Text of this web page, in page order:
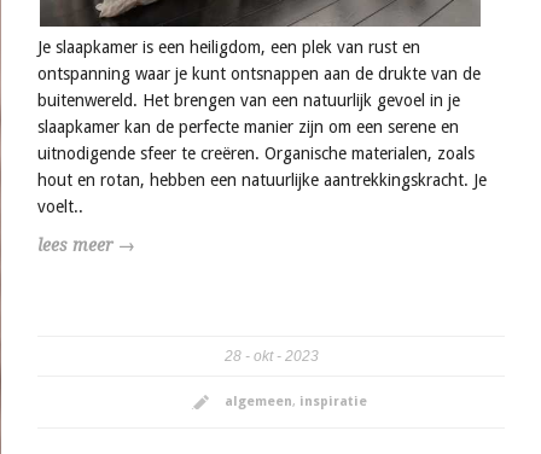
Je slaapkamer is een heiligdom, een plek van rust en
ontspanning waar je kunt ontsnappen aan de drukte van de
buitenwereld. Het brengen van een natuurlijk gevoel in je
slaapkamer kan de perfecte manier zijn om een serene en
uitnodigende sfeer te creëren. Organische materialen, zoals
hout en rotan, hebben een natuurlijke aantrekkingskracht. Je
voelt..
lees meer →
28 okt 2023
algemeen, inspiratie